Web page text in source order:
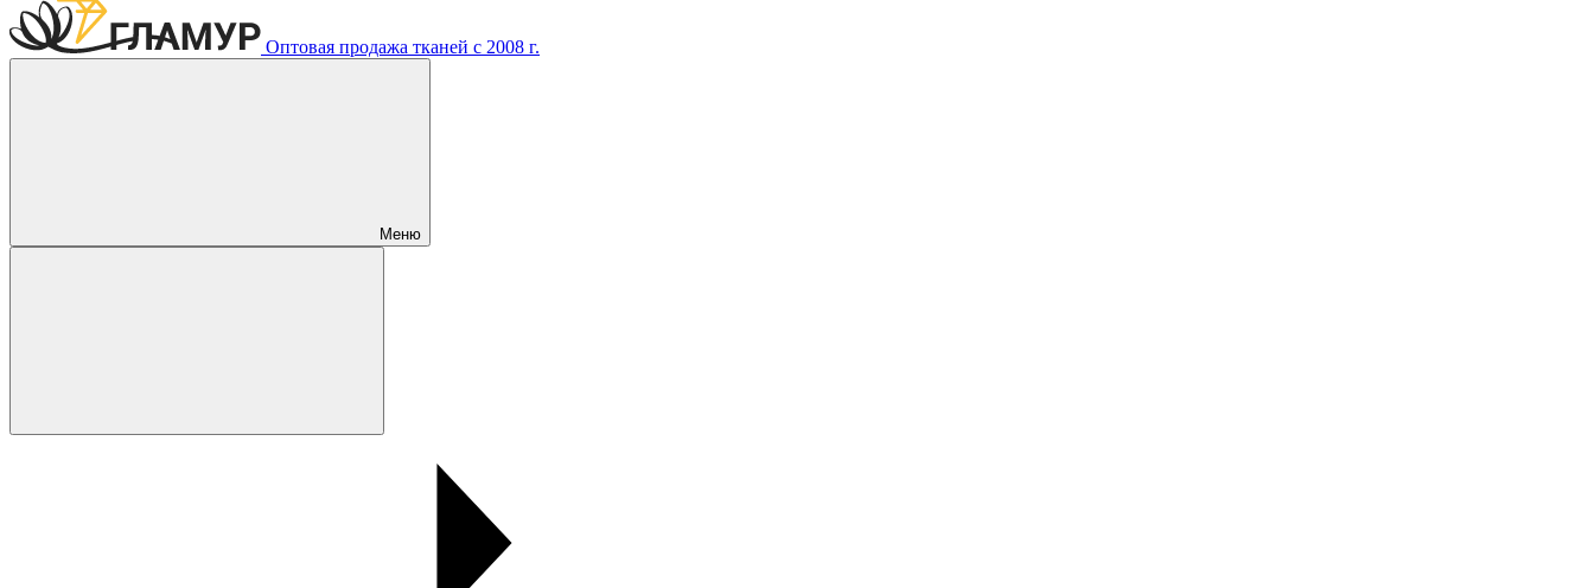
Оптовая продажа тканей с 2008 г.
Меню